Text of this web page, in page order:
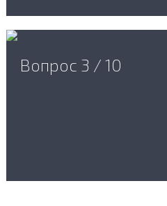
Вопрос 3 / 10